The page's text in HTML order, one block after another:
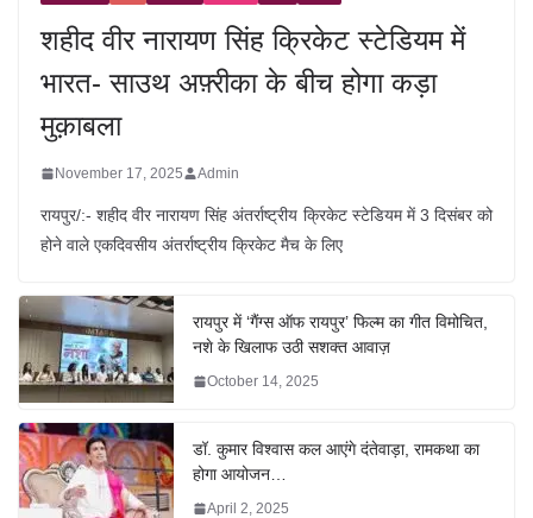
शहीद वीर नारायण सिंह क्रिकेट स्टेडियम में
भारत- साउथ अफ़्रीका के बीच होगा कड़ा
मुक़ाबला
November 17, 2025 Admin
रायपुर/:- शहीद वीर नारायण सिंह अंतर्राष्ट्रीय क्रिकेट स्टेडियम में 3 दिसंबर को
होने वाले एकदिवसीय अंतर्राष्ट्रीय क्रिकेट मैच के लिए
रायपुर में ‘गैंग्स ऑफ रायपुर’ फिल्म का गीत विमोचित,
नशे के खिलाफ उठी सशक्त आवाज़
October 14, 2025
डॉ. कुमार विश्वास कल आएंगे दंतेवाड़ा, रामकथा का
होगा आयोजन…
April 2, 2025